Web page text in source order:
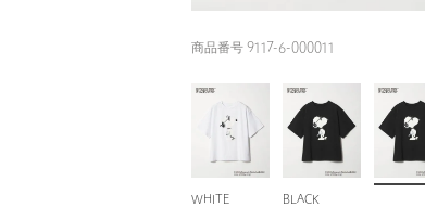
商品番号 9117-6-000011
WHITE BLACK